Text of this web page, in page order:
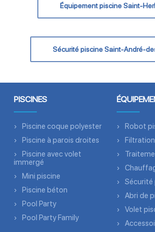
Équipement piscine Saint-
Sécurité piscine Saint-André-
PISCINES
Piscine coque polyester
Piscine à parois droites
Piscine avec volet
immergé
Mini piscine
Piscine béton
Pool Party
Pool Party Family
Robot
Sécurité
Abri de
Volet